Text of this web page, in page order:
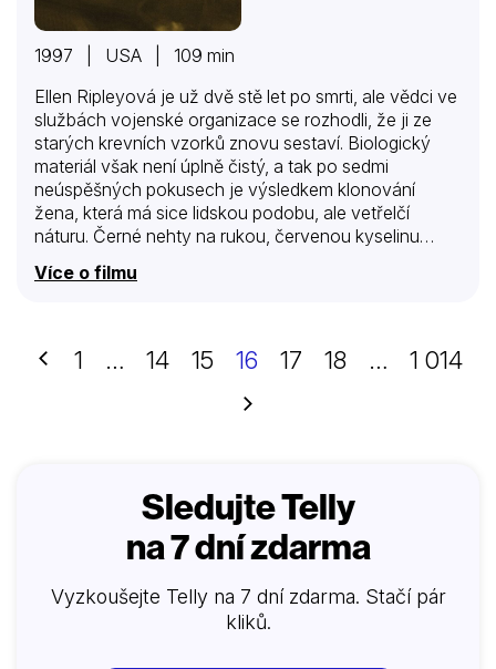
1997 | USA | 109 min
Ellen Ripleyová je už dvě stě let po smrti, ale vědci ve
službách vojenské organizace se rozhodli, že ji ze
starých krevních vzorků znovu sestaví. Biologický
materiál však není úplně čistý, a tak po sedmi
neúspěšných pokusech je výsledkem klonování
žena, která má sice lidskou podobu, ale vetřelčí
náturu. Černé nehty na rukou, červenou kyselinu
místo krve, nadpozemskou sílu a šestý smysl – každý
tuší, kde se příslušníci jejího druhu nacházejí a co mají
kterou stranu se legendární bojovnice přidá?
Více o filmu
Předchozí
1 … 14 15 16 17 18 …
1 014
Další
Sledujte Telly
na 7 dní zdarma
Vyzkoušejte Telly na 7 dní zdarma. Stačí pár
kliků.